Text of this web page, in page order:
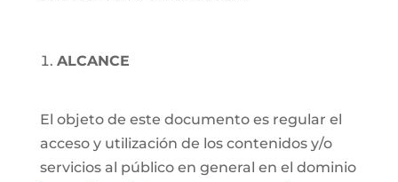
ALCANCE
El objeto de este documento es regular el
acceso y utilización de los contenidos y/o
servicios al público en general en el dominio